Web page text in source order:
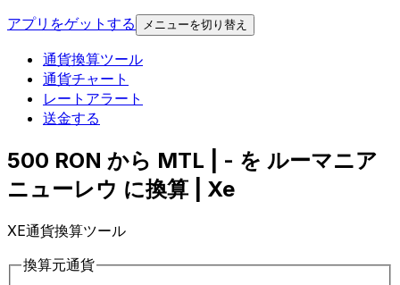
アプリをゲットする
メニューを切り替え
通貨換算ツール
通貨チャート
レートアラート
送金する
500 RON から MTL | - を ルーマニア
ニューレウ に換算 | Xe
XE通貨換算ツール
換算元通貨